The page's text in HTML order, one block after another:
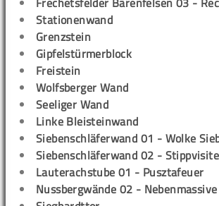
Stationenwand
Grenzstein
Gipfelstürmerblock
Freistein
Wolfsberger Wand
Seeliger Wand
Linke Bleisteinwand
Siebenschläferwand 01 - Wolke
Siebenschläferwand 02 - Stippvisite
Lauterachstube 01 - Pusztafeuer
Nussbergwände 02 - Nebenmassive